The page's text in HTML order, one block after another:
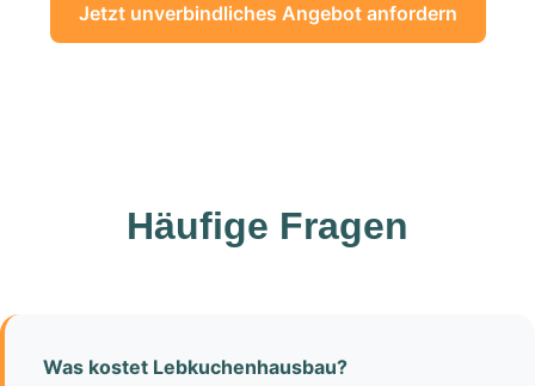
Jetzt unverbindliches Angebot anfordern
Häufige Fragen
Was kostet Lebkuchenhausbau?